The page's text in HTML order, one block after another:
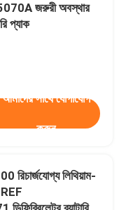
জরুরী অবস্থার
প্যাক
আমাদের সাথে যোগাযোগ
করুন
লিথিয়াম-
REF